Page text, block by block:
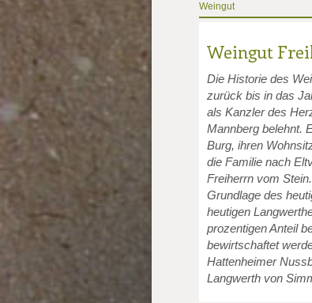
Weingut
Weingut
Die Historie des
zurück bis in das
als Kanzler des
Mannberg belehnt.
Burg, ihren
die Familie nach
Freiherrn vom
Grundlage des
heutigen
prozentigen Anteil
bewirtschaftet
Hattenheimer
Langwerth von